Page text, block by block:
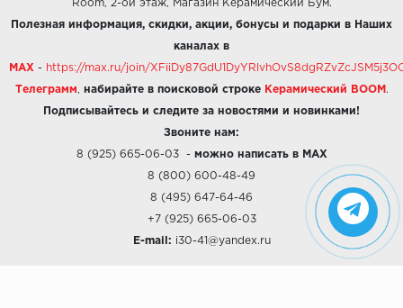
Room, 2-ой этаж, Магазин Керамический Бум.
Полезная информация, скидки, акции, бонусы и подарки в Наших
каналах в
MAX - https://max.ru/join/
Телеграмм набирайте в поисковой строке Керамический BOOM .
Подписывайтесь и следите за новостями и новинками!
Звоните нам:
8 (925) 665-06-03- можно написать в MAX
8 (800) 600-48-49
8 (495) 647-64-46
+7 (925) 665-06-03
E-mail: i30-41@yandex.ru